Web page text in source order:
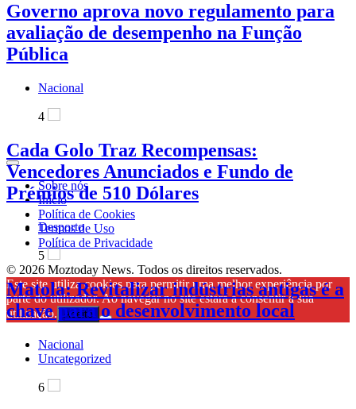
Governo aprova novo regulamento para
avaliação de desempenho na Função
Pública
Nacional
4
Cada Golo Traz Recompensas:
Vencedores Anunciados e Fundo de
Prémios de 510 Dólares
Desporto
5
Matola: Revitalizar indústrias antigas é a
chave para o desenvolvimento local
Nacional
Uncategorized
6
Sobre nós
Início
Política de Cookies
Termos de Uso
Política de Privacidade
© 2026 Moztoday News. Todos os direitos reservados.
Este site utiliza cookies para permitir uma melhor experiência por
parte do utilizador. Ao navegar no site estará a consentir a sua
utilização. Aceito